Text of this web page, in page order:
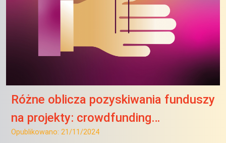
Różne oblicza pozyskiwania funduszy
na projekty: crowdfunding…
Opublikowano: 21/11/2024